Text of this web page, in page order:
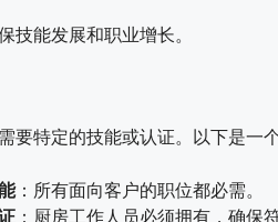
技能发展和职业增长。
要特定的技能或认证。以下是一
：所有面向客户的职位都必需。
：厨房工作人员必须拥有，确保